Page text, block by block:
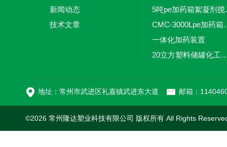
新闻动态
技术文章
5吨pe
CMC-
一体化加药装置
20立方塑料储罐化工储
地址：常州市武进区礼嘉镇武进东大道 邮箱：
©2026 常州隆达塑业科技有限公司 版权所有 All Rights